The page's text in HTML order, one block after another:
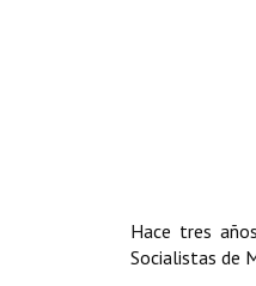
Hace tres
Socialistas de